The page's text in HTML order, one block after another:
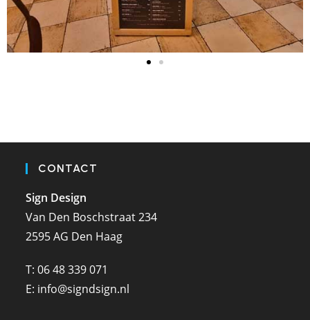
CONTACT
Sign Design
Van Den Boschstraat 234
2595 AG Den Haag
T: 06 48 339 071
E: info@signdsign.nl